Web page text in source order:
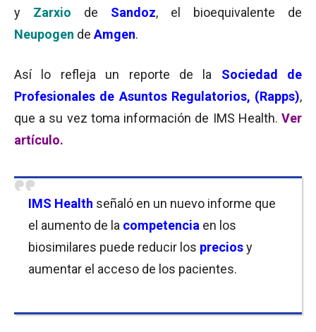
y Zarxio de Sandoz, el bioequivalente de
Neupogen de Amgen.
Así lo refleja un reporte de la Sociedad de
Profesionales de Asuntos Regulatorios, (Rapps),
que a su vez toma información de IMS Health. Ver
artículo.
IMS Health señaló en un nuevo informe que
el aumento de la competencia en los
biosimilares puede reducir los preciosy
aumentar el acceso de los pacientes.